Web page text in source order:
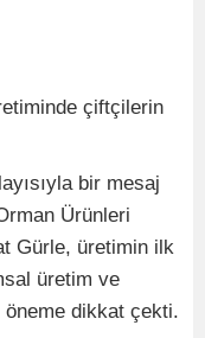
çiftçilerin
bir mesaj
Ürünleri
Gürle, üretimin ilk
üretim ve
öneme dikkat çekti.